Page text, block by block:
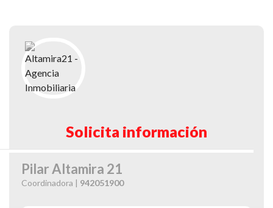
Solicita información
Pilar Altamira 21
Coordinadora | 942051900